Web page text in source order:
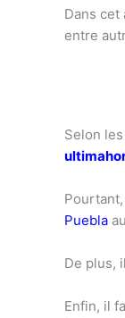
Dans
entre
Selon
Puebla au
De plus,
Enfin, il